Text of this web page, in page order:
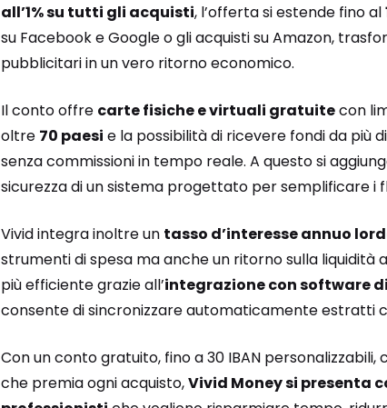
all’1% su tutti gli acquisti, l’offerta si estende fino al
su Facebook e Google o gli acquisti su Amazon,
pubblicitari in un vero ritorno economico.
Il conto offre carte fisiche e virtuali gratuitecon
oltre 70 paesi e la possibilità di ricevere fondi da più
senza commissioni in tempo reale. A questo si
sicurezza di un sistema progettato per semplificare i
Vivid integra inoltre un tasso d’interesse annuo
strumenti di spesa ma anche un ritorno sulla liquidità
più efficiente grazie all’integrazione con software
consente di sincronizzare automaticamente estratti
Con un conto gratuito, fino a 30 IBAN
che premia ogni acquisto,Vivid Money si presenta